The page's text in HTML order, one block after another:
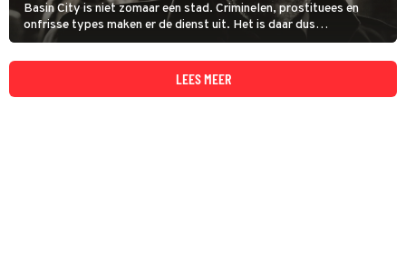
Basin City is niet zomaar een stad. Criminelen, prostituees en
onfrisse types maken er de dienst uit. Het is daar dus
levensgevaarlijk, zo blijkt in de film Sin City, maar het is ook een
opwindende stad.
LEES MEER